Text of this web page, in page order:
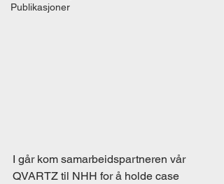
Publikasjoner
I går kom samarbeidspartneren vår
QVARTZ til NHH for å holde case